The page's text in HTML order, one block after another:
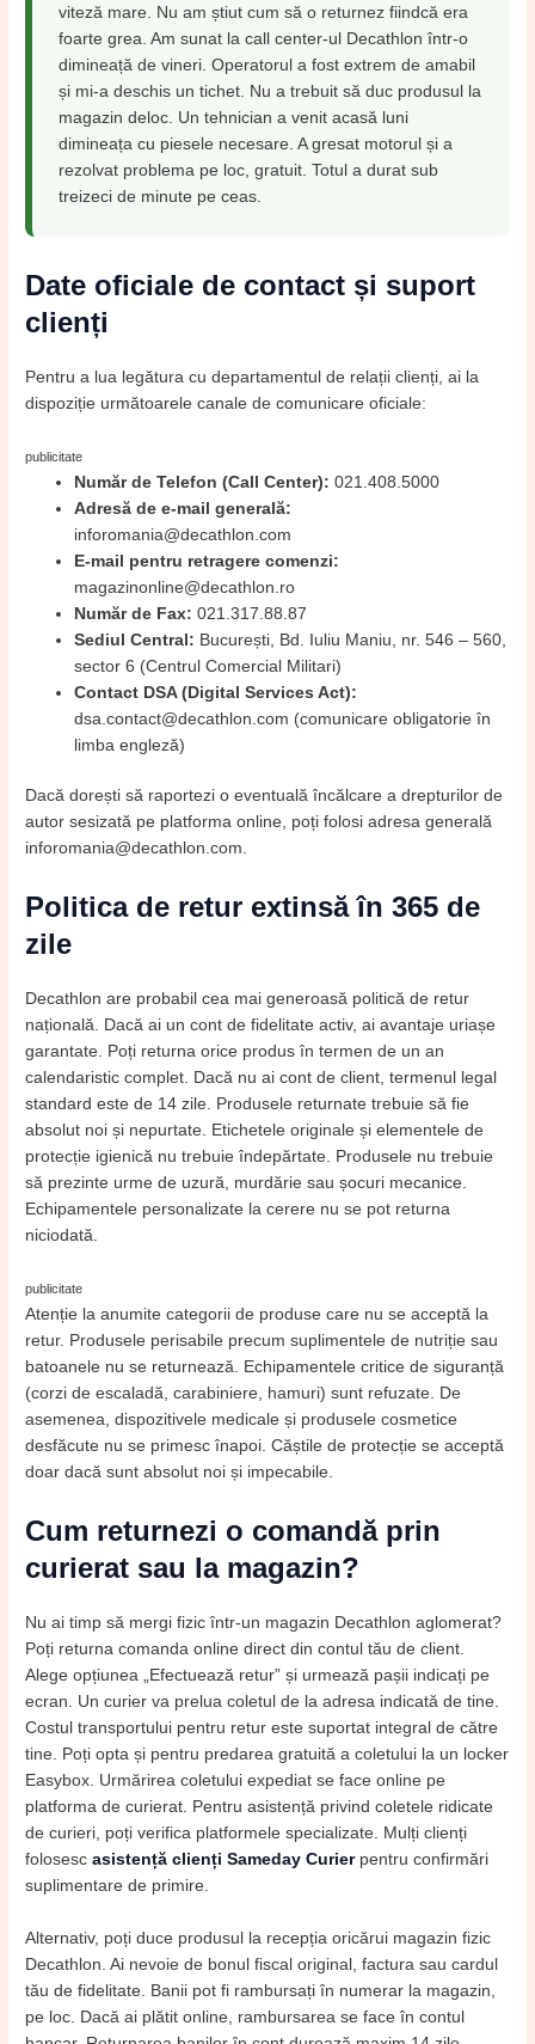
viteză mare. Nu am știut cum să o returnez fiindcă era
foarte grea. Am sunat la call center-ul Decathlon într-o
dimineață de vineri. Operatorul a fost extrem de amabil
și mi-a deschis un tichet. Nu a trebuit să duc produsul la
magazin deloc. Un tehnician a venit acasă luni
dimineața cu piesele necesare. A gresat motorul și a
rezolvat problema pe loc, gratuit. Totul a durat sub
treizeci de minute pe ceas.
Date oficiale de contact și suport
clienți
Pentru a lua legătura cu departamentul de relații clienți, ai la
dispoziție următoarele canale de comunicare oficiale:
publicitate
Număr de Telefon (Call Center): 021.408.5000
Adresă de e-mail generală:
inforomania@decathlon.com
E-mail pentru retragere comenzi:
magazinonline@decathlon.ro
Număr de Fax: 021.317.88.87
Sediul Central: București, Bd. Iuliu Maniu, nr. 546 – 560,
sector 6 (Centrul Comercial Militari)
Contact DSA (Digital Services Act):
dsa.contact@decathlon.com (comunicare obligatorie în
limba engleză)
Dacă dorești să raportezi o eventuală încălcare a drepturilor de
autor sesizată pe platforma online, poți folosi adresa generală
inforomania@decathlon.com.
Politica de retur extinsă în 365 de
zile
Decathlon are probabil cea mai generoasă politică de retur
națională. Dacă ai un cont de fidelitate activ, ai avantaje uriașe
garantate. Poți returna orice produs în termen de un an
calendaristic complet. Dacă nu ai cont de client, termenul legal
standard este de 14 zile. Produsele returnate trebuie să fie
absolut noi și nepurtate. Etichetele originale și elementele de
protecție igienică nu trebuie îndepărtate. Produsele nu trebuie
să prezinte urme de uzură, murdărie sau șocuri mecanice.
Echipamentele personalizate la cerere nu se pot returna
niciodată.
publicitate
Atenție la anumite categorii de produse care nu se acceptă la
retur. Produsele perisabile precum suplimentele de nutriție sau
batoanele nu se returnează. Echipamentele critice de siguranță
(corzi de escaladă, carabiniere, hamuri) sunt refuzate. De
asemenea, dispozitivele medicale și produsele cosmetice
desfăcute nu se primesc înapoi. Căștile de protecție se acceptă
doar dacă sunt absolut noi și impecabile.
Cum returnezi o comandă prin
curierat sau la magazin?
Nu ai timp să mergi fizic într-un magazin Decathlon aglomerat?
Poți returna comanda online direct din contul tău de client.
Alege opțiunea „Efectuează retur” și urmează pașii indicați pe
ecran. Un curier va prelua coletul de la adresa indicată de tine.
Costul transportului pentru retur este suportat integral de către
tine. Poți opta și pentru predarea gratuită a coletului la un locker
Easybox. Urmărirea coletului expediat se face online pe
platforma de curierat. Pentru asistență privind coletele ridicate
de curieri, poți verifica platformele specializate. Mulți clienți
folosescasistență clienți Sameday Curierpentru confirmări
suplimentare de primire.
Alternativ, poți duce produsul la recepția oricărui magazin fizic
Decathlon. Ai nevoie de bonul fiscal original, factura sau cardul
tău de fidelitate. Banii pot fi rambursați în numerar la magazin,
pe loc. Dacă ai plătit online, rambursarea se face în contul